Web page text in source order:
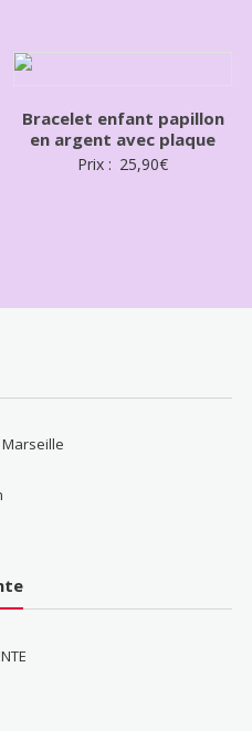
Bracelet enfant papillon
en argent avec plaque
Prix : 25,90€
Marseille